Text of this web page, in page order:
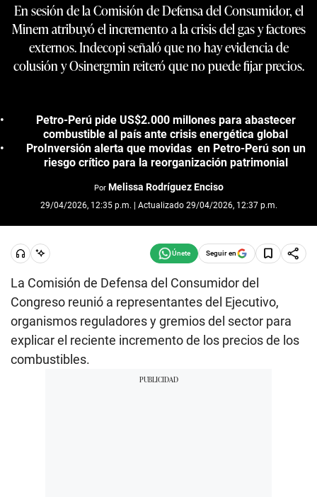
En sesión de la Comisión de Defensa del Consumidor, el
Minem atribuyó el incremento a la crisis del gas y factores
externos. Indecopi señaló que no hay evidencia de
colusión y Osinergmin reiteró que no puede fijar precios.
Petro-Perú pide US$2.000 millones para abastecer
combustible al país ante crisis energética global
ProInversión alerta que movidas en Petro-Perú son un
riesgo crítico para la reorganización patrimonial
Por Melissa Rodríguez Enciso
29/04/2026, 12:35 p.m. | Actualizado 29/04/2026, 12:37 p.m.
Seguir en
La Comisión de Defensa del Consumidor del
Congreso reunió a representantes del Ejecutivo,
organismos reguladores y gremios del sector para
explicar el reciente incremento de los precios de los
combustibles.